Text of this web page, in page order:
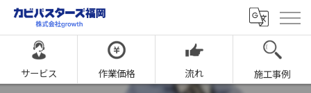
サービス 作業価格 流れ 施工事例